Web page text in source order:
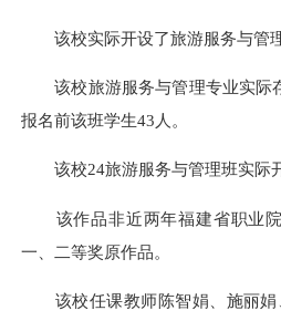
该校实际开设了旅游服务与管理
该校旅游服务与管理专业实际
报名前该班学生43人。
该校24旅游服务与管理班实际开
该作品非近两年福建省职业院
一、二等奖原作品。
该校任课教师陈智娟、施丽娟